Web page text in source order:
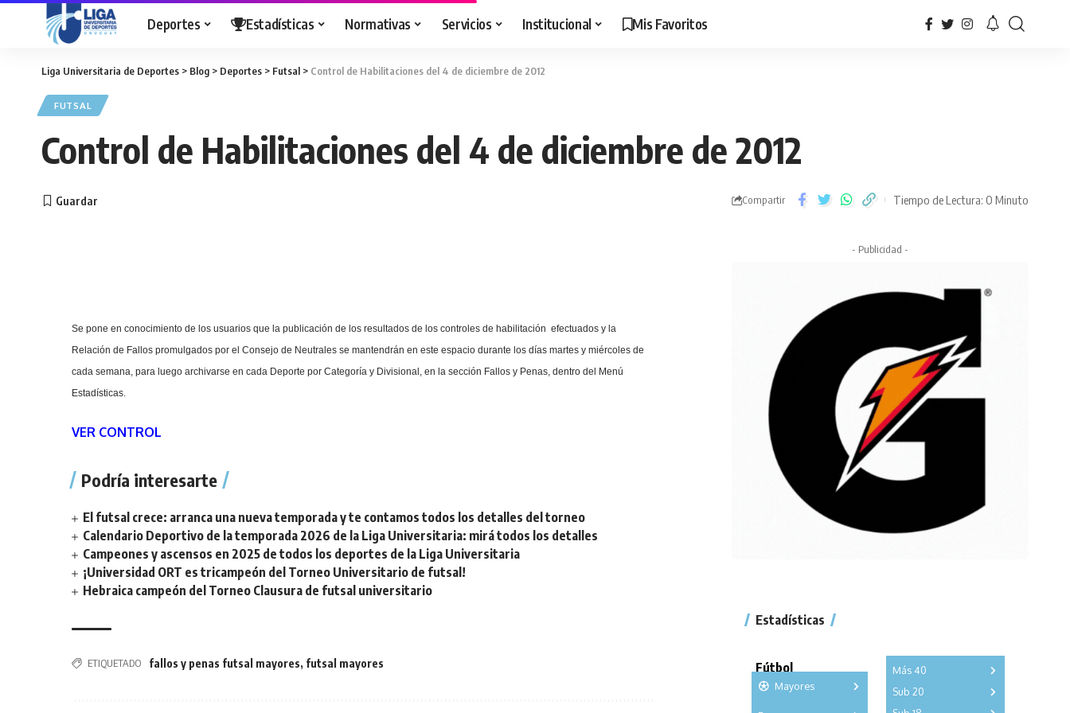
Deportes Estadísticas Normativas Servicios Institucional Mis Favoritos
Liga Universitaria de Deportes > Blog > Deportes > Futsal > Control de Habilitaciones del 4 de diciembre de 2012
FUTSAL
Control de Habilitaciones del 4 de diciembre de 2012
Compartir Tiempo de Lectura: 0 Minuto
Se pone en conocimiento de los usuarios que la publicación de los resultados de los controles de habilitación efectuados y la
Relación de Fallos promulgados por el Consejo de Neutrales se mantendrán en este espacio durante los días martes y miércoles de
cada semana, para luego archivarse en cada Deporte por Categoría y Divisional, en la sección Fallos y Penas, dentro del Menú
Estadísticas.
VER CONTROL
Podría interesarte
El futsal crece: arranca una nueva temporada y te contamos todos los detalles del torneo
Calendario Deportivo de la temporada 2026 de la Liga Universitaria: mirá todos los detalles
Campeones y ascensos en 2025 de todos los deportes de la Liga Universitaria
¡Universidad ORT es tricampeón del Torneo Universitario de futsal!
Hebraica campeón del Torneo Clausura de futsal universitario
ETIQUETADO fallos y penas futsal mayores, futsal mayores
- Publicidad -
Estadísticas
Fútbol
Mayores
Más 40
Sub 20